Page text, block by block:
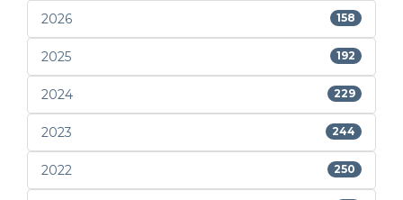
2026 158
2025 192
2024 229
2023 244
2022 250